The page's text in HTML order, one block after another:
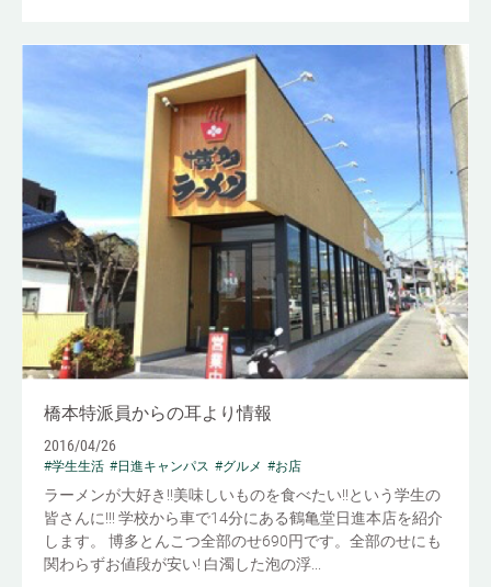
橋本特派員からの耳より情報
2016/04/26
#学生生活 #日進キャンパス #グルメ #お店
ラーメンが大好き!!美味しいものを食べたい!!という学生の
皆さんに!!! 学校から車で14分にある鶴亀堂日進本店を紹介
します。 博多とんこつ全部のせ690円です。全部のせにも
関わらずお値段が安い! 白濁した泡の浮...